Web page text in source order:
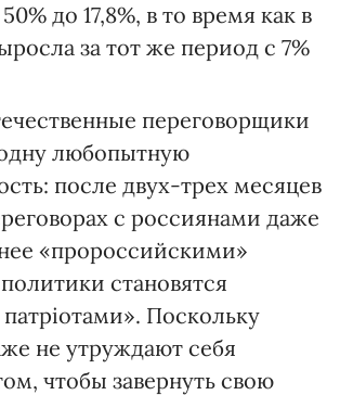
до 17,8%, в то время как в
за тот же период с 7%
переговорщики
любопытную
после двух-трех месяцев
с россиянами даже
«пророссийскими»
становятся
Поскольку
не утруждают себя
чтобы завернуть свою